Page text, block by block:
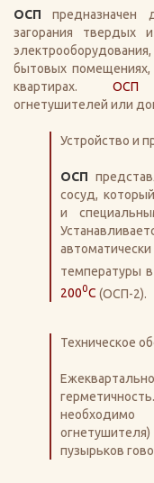
ОСП
загорания твердых
бытовых помещениях,
квартирах. ОСП
огнетушителей или
Устройство и
ОСП
сосуд,
и
температуры
2000С (ОСП-2).
Техническое
необходимо
пузырьков